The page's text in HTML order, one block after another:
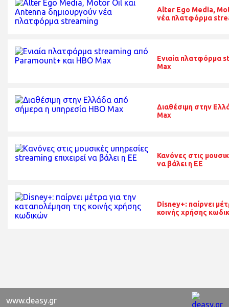
Alter Ego Media,
νέα πλατφόρμα
Ενιαία πλατφόρμα
Max
Διαθέσιμη στην
Max
Κανόνες στις
να βάλει η ΕΕ
Disney+: παίρνει
κοινής χρήσης
www.deasy.gr